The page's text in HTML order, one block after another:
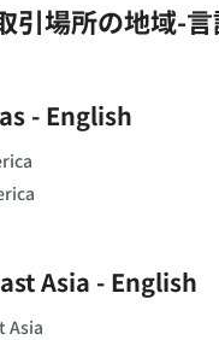
引場所の地域-言
- English
Asia - English
Asia
～を含む